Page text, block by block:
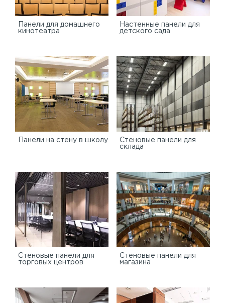
Панели для домашнего
кинотеатра
Настенные панели для
детского сада
Панели на стену в школу
Стеновые панели для
склада
Cтеновые панели для
торговых центров
Стеновые панели для
магазина